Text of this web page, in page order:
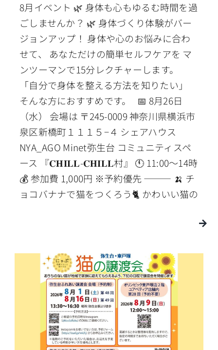
8月イベント 🌿 身体も心もゆるむ時間を過
ごしませんか？ 🌿 身体づくり体験がバー
ジョンアップ！ 身体や心のお悩みに合わ
せて、 あなただけの簡単セルフケアを マ
ンツーマンで15分レクチャーします。
「自分で身体を整える方法を知りたい」
そんな方におすすめです。 📅 8月26日
（水） 会場は 〒245-0009 神奈川県横浜市
泉区新橋町１１１５−４ シェアハウス
NYA_AGO Minet弥生台 コミュニティスペ
ース 『𝐂𝐇𝐈𝐋𝐋-𝐂𝐇𝐈𝐋𝐋村』 🕚 11:00〜14時
💰 参加費 1,000円 ※予約優先 ⸻ 🍌 チ
ョコバナナで猫をつくろう🐈 かわいい猫の